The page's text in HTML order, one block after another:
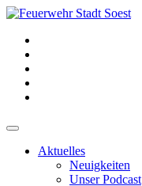
Aktuelles
Neuigkeiten
Unser Podcast